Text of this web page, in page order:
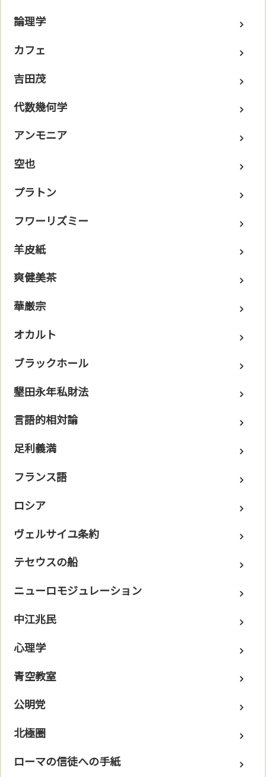
論理学
カフェ
吉田茂
代数幾何学
アンモニア
空也
プラトン
フワーリズミー
羊皮紙
爽健美茶
華厳宗
オカルト
ブラックホール
墾田永年私財法
言語的相対論
足利義満
フランス語
ロシア
ヴェルサイユ条約
テセウスの船
ニューロモジュレーション
中江兆民
心理学
青空教室
公明党
北極圏
ローマの信徒への手紙